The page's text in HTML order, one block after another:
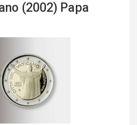
(2002) Papa